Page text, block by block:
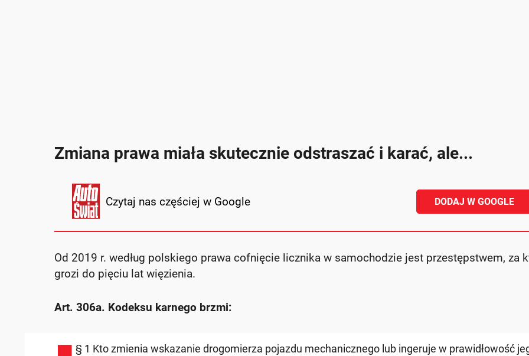
Zmiana prawa miała skutecznie odstraszać i karać, ale...
Czytaj nas częściej w Google DODAJ W GOOGLE
Od 2019 r. według polskiego prawa cofnięcie licznika w samochodzie jest przestępstwem, za
grozi do pięciu lat więzienia.
Art. 306a. Kodeksu karnego brzmi:
§ 1 Kto zmienia wskazanie drogomierza pojazdu mechanicznego lub ingeruje w prawidłowość